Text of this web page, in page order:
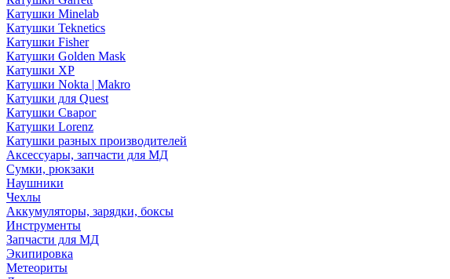
Катушки Minelab
Катушки Teknetics
Катушки Fisher
Катушки Golden Mask
Катушки XP
Катушки Nokta | Makro
Катушки для Quest
Катушки Сварог
Катушки Lorenz
Катушки разных производителей
Аксессуары, запчасти для МД
Сумки, рюкзаки
Наушники
Чехлы
Аккумуляторы, зарядки, боксы
Инструменты
Запчасти для МД
Экипировка
Метеориты